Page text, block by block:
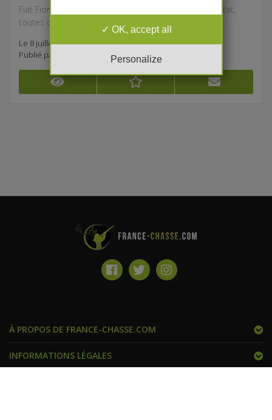
Fiat Fiorino "adventure" 95 v, 1,3 multijet en parfait état,
toutes options, Clim, GPS, régulateur vitesse...
Le 8 juillet à 14:59
Publié par
pierre.blanchard818
À PROPOS DE FRANCE-CHASSE.COM
INFORMATIONS LÉGALES
OK, accept all
Personalize